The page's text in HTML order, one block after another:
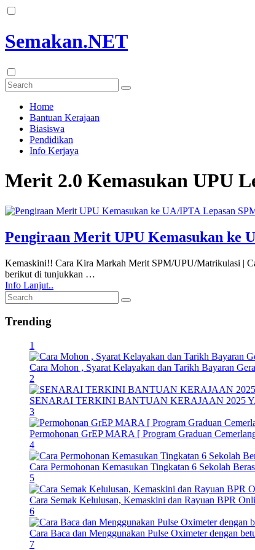
Semakan.NET
Home
Bantuan Kerajaan
Biasiswa
Pendidikan
Info Kerjaya
Merit 2.0 Kemasukan UPU
Pengiraan Merit UPU Kemasukan ke
Kemaskini!! Cara Kira Markah Merit SPM/UPU/Matrikulasi |
berikut di tunjukkan …
Info Lanjut..
Trending
1
Cara Mohon , Syarat Kelayakan dan Tarikh Bayaran
2
SENARAI TERKINI BANTUAN KERAJAAN 2025
3
Permohonan GrEP MARA [ Program Graduan
4
Cara Permohonan Kemasukan Tingkatan 6 Sekolah
5
Cara Semak Kelulusan, Kemaskini dan Rayuan BPR
6
Cara Baca dan Menggunakan Pulse Oximeter dengan
7